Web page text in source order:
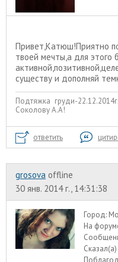
Привет,Катюш!Приятно
твоей мечты,а для этого
существу и дополняй
Подтяжка груди-
Соколову А.А!
ответить
grosova offline
30 янв. 2014 г., 14:31:38
Город:
На